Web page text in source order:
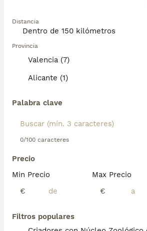
Distancia
Provincia
Valencia (7)
Alicante (1)
Palabra clave
0/100 caracteres
Precio
Min Precio
€
Max Precio
€
Filtros populares